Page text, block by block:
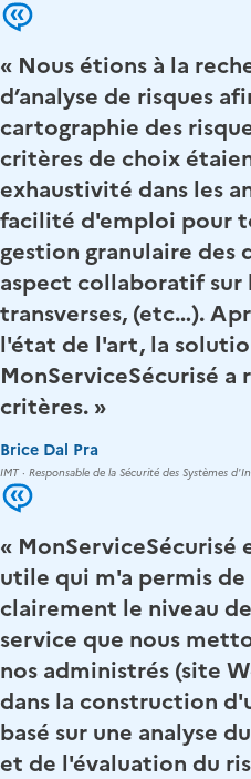
« Nous étions à la
d’analyse de risques
cartographie des
critères de choix
exhaustivité dans les
facilité d'emploi pour
gestion granulaire des
aspect collaboratif sur
transverses, (etc…).
l'état de l'art, la
MonServiceSécurisé a
critères. »
Brice Dal Pra
IMT · Responsable de la Sécurité des Systèmes
« MonServiceSécurisé
utile qui m'a permis
clairement le niveau
service que nous
nos administrés (site
dans la construction
basé sur une analyse
et de l'évaluation du